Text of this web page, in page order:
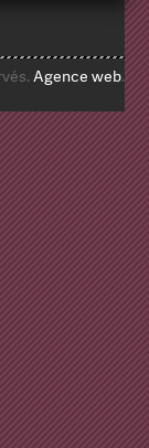
Agence web.